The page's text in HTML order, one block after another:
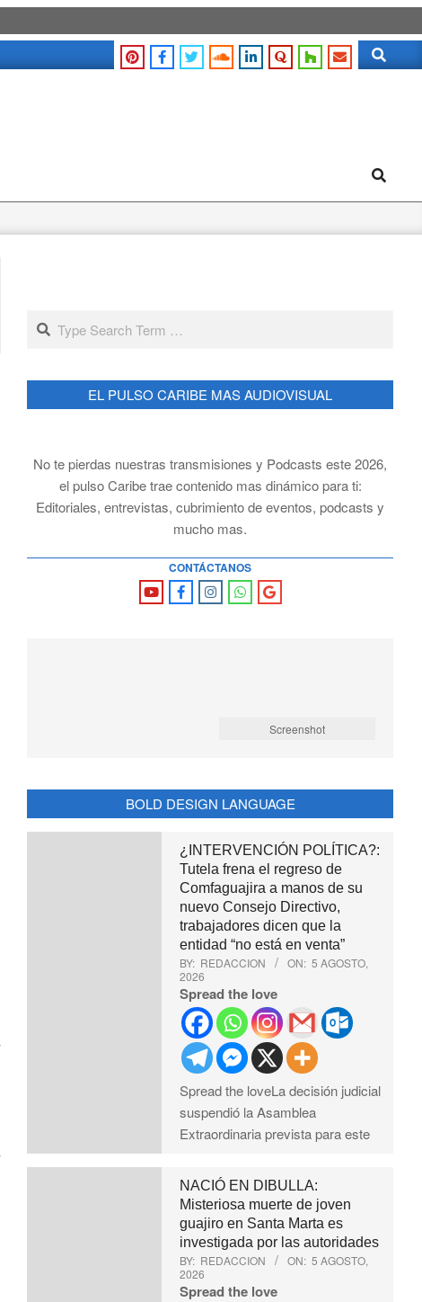
Search
Search
Search
EL PULSO CARIBE MAS AUDIOVISUAL
No te pierdas nuestras transmisiones y Podcasts este 2026,
el pulso Caribe trae contenido mas dinámico para ti:
Editoriales, entrevistas, cubrimiento de eventos, podcasts y
mucho mas.
CONTÁCTANOS
Screenshot
BOLD DESIGN LANGUAGE
¿INTERVENCIÓN POLÍTICA?:
Tutela frena el regreso de
Comfaguajira a manos de su
nuevo Consejo Directivo,
trabajadores dicen que la
entidad “no está en venta”
BY: REDACCION ON: 5 AGOSTO,
2026
Spread the love
Spread the loveLa decisión judicial
suspendió la Asamblea
Extraordinaria prevista para este
NACIÓ EN DIBULLA:
Misteriosa muerte de joven
guajiro en Santa Marta es
investigada por las autoridades
BY: REDACCION ON: 5 AGOSTO,
2026
Spread the love